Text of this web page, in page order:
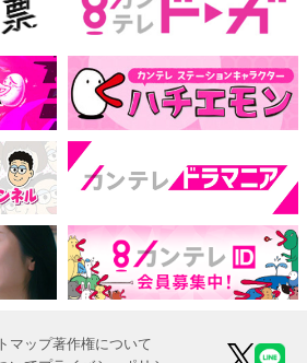
マップ著作権について